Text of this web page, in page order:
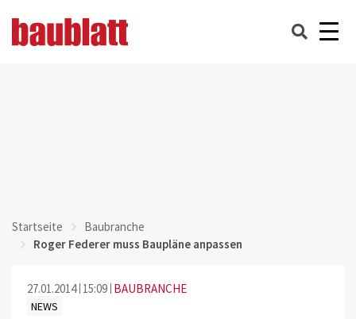
Startseite
Baubranche
Roger Federer muss Baupläne anpassen
27.01.2014 15:09 BAUBRANCHE
NEWS